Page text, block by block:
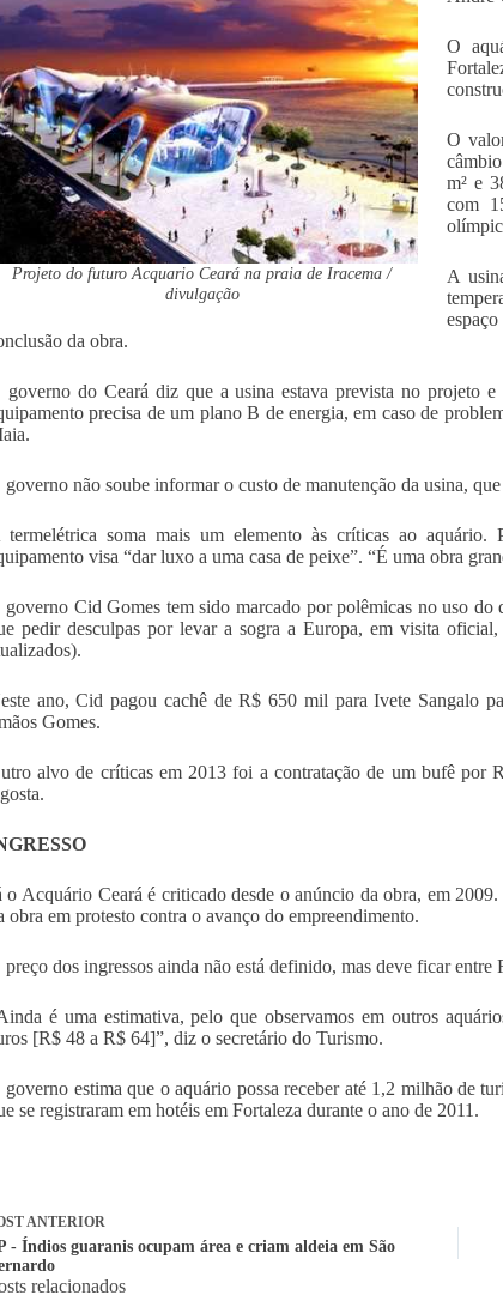
Projeto do futuro Acquario Ceará na praia de Iracema /
divulgação
O
O
m² e
com
A
da obra.
governo do Ceará diz que a usina estava prevista no projeto e
precisa de um plano B de energia, em caso de
governo não soube informar o custo de manutenção da usina,
termelétrica soma mais um elemento às críticas ao
visa “dar luxo a uma casa de peixe”. “É uma obra
governo Cid Gomes tem sido marcado por polêmicas no uso
pedir desculpas por levar a sogra a Europa, em visita
ano, Cid pagou cachê de R$ 650 mil para Ivete Sangalo
Gomes.
alvo de críticas em 2013 foi a contratação de um bufê por
o Acquário Ceará é criticado desde o anúncio da obra, em
obra em protesto contra o avanço do empreendimento.
preço dos ingressos ainda não está definido, mas deve ficar entre
é uma estimativa, pelo que observamos em outros
[R$ 48 a R$ 64]”, diz o secretário do Turismo.
governo estima que o aquário possa receber até 1,2 milhão de
se registraram em hotéis em Fortaleza durante o ano de 2011.
ANTERIOR
- Índios guaranis ocupam área e criam aldeia em São
relacionados